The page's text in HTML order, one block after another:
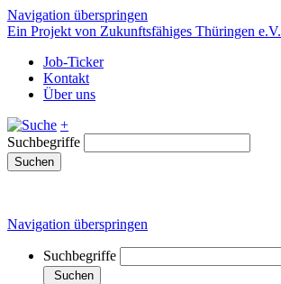
Navigation überspringen
Ein Projekt von Zukunftsfähiges Thüringen e.V.
Job-Ticker
Kontakt
Über uns
+
Suchbegriffe
Suchen
Navigation überspringen
Suchbegriffe
Suchen